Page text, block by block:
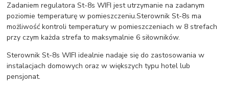
Zadaniem regulatora St-8s WIFI jest utrzymanie na zadanym
poziomie temperaturę w pomieszczeniu.Sterownik St-8s ma
możliwość kontroli temperatury w pomieszczeniach w 8 strefach
przy czym każda strefa to maksymalnie 6 siłowników.
Sterownik St-8s WIFI idealnie nadaje się do zastosowania w
instalacjach domowych oraz w większych typu hotel lub
pensjonat.